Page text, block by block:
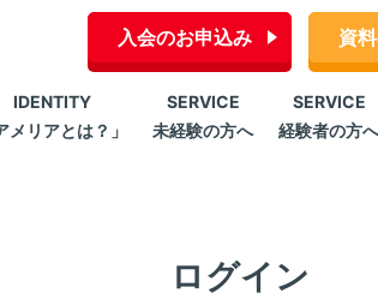
入会のお申込み 資
IDENTITY
メリアとは？」
SERVICE
未経験の方へ
SERVICE
経験者の方
ログイン